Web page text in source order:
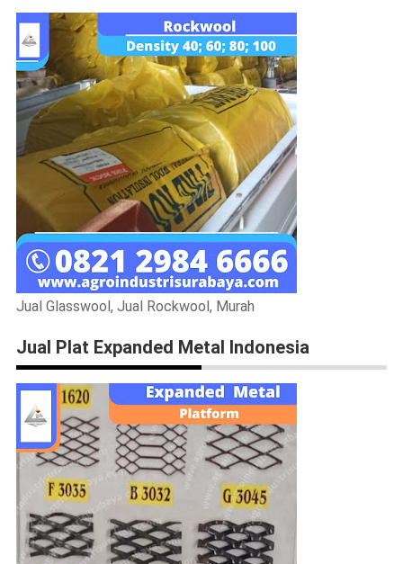
Jual Glasswool, Jual Rockwool, Murah
Jual Plat Expanded Metal Indonesia